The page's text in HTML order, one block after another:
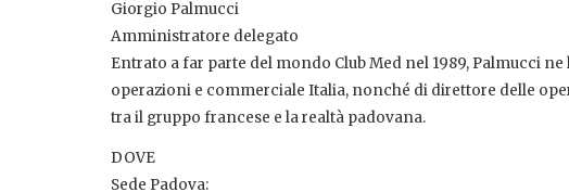
Giorgio Palmucci
Amministratore delegato
Entrato a far parte del mondo Club Med nel 1989, Palmucci
operazioni e commerciale Italia, nonché di direttore delle
tra il gruppo francese e la realtà padovana.
DOVE
Sede Padova: